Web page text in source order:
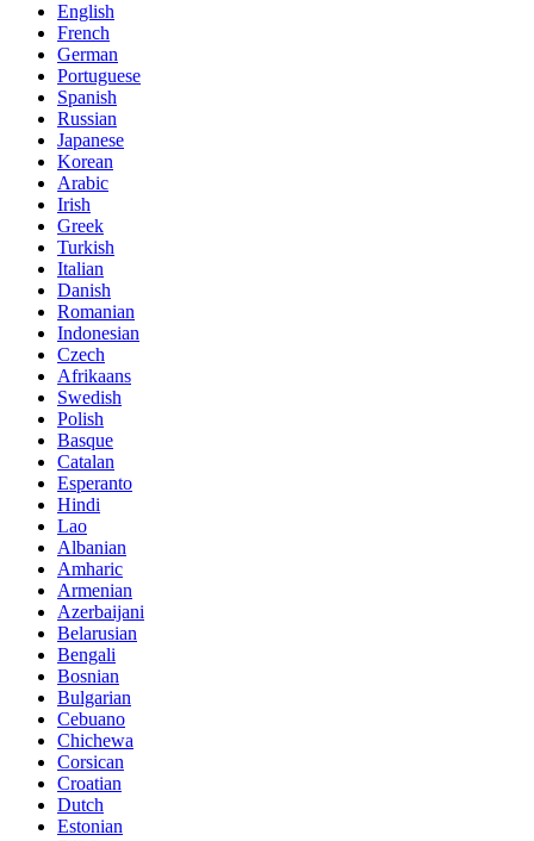
English
French
German
Portuguese
Spanish
Russian
Japanese
Korean
Arabic
Irish
Greek
Turkish
Italian
Danish
Romanian
Indonesian
Czech
Afrikaans
Swedish
Polish
Basque
Catalan
Esperanto
Hindi
Lao
Albanian
Amharic
Armenian
Azerbaijani
Belarusian
Bengali
Bosnian
Bulgarian
Cebuano
Chichewa
Corsican
Croatian
Dutch
Estonian